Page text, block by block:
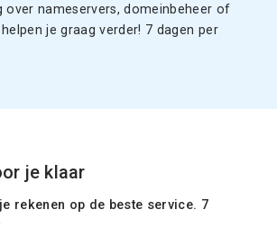
over nameservers, domeinbeheer of
je graag verder! 7 dagen per
je klaar
rekenen op de beste service. 7